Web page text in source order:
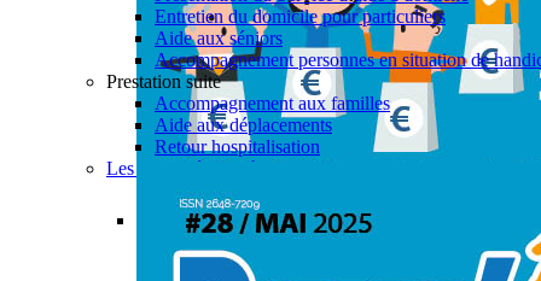
Permalink
Gallery
Entretien du domicile pour particuliers
Aide aux séniors
Accompagnement personnes en situation de
Prestation suite
Accompagnement aux familles
Aide aux déplacements
Retour hospitalisation
Les actualités aide à domicile